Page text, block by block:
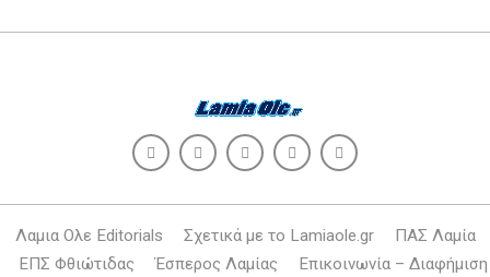
Λαμια Ολε Editorials Σχετικά με το Lamiaole.gr
ΠΑΣ Λαμία
ΕΠΣ Φθιώτιδας
Έσπερος Λαμίας Επικοινωνία – Διαφήμιση